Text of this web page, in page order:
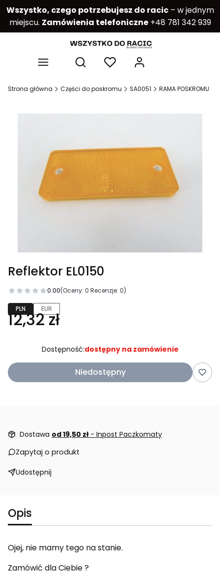
Wszystko, czego potrzebujesz do racic– w jednym
miejscu. Zamówienia telefoniczne+48 781 342 939
Otwórz wyszukiwarkę
Strona główna Części do poskromu SA0051 RAMA POSKROMU
Reflektor EL0150
0.00(Oceny: 0 Recenzje: 0)
PLN EUR
12,32 zł
Dostępność:dostępny na zamówienie
Niedostępny
Dostawa od 19,50 zł - Inpost Paczkomaty
Zapytaj o produkt
Udostępnij
Opis
Ojej, nie mamy tego na stanie.
Zamówić dla Ciebie ?